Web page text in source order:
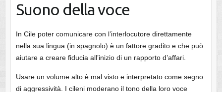
Suono della voce
In Cile poter comunicare con l’interlocutore direttamente
nella sua lingua (in spagnolo) è un fattore gradito e che può
aiutare a creare fiducia all’inizio di un rapporto d’affari.
Usare un volume alto è mal visto e interpretato come segno
di aggressività. I cileni moderano il tono della loro voce